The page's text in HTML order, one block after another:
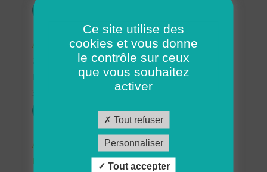
Aide à domicile - CDD ou CDI - St Renan (H/F)
29 - Finistère
Possibilité de CDI ou CDD
Aide à domicile - CDD ou CDI -
Plouarzel/Lampaul-Plouarzel/Ploumoguer (H/F)
Ce site utilise des
cookies et vous donne
le contrôle sur ceux
que vous souhaitez
activer
Tout refuser
Personnaliser
Tout accepter